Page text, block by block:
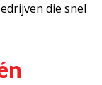
die snel